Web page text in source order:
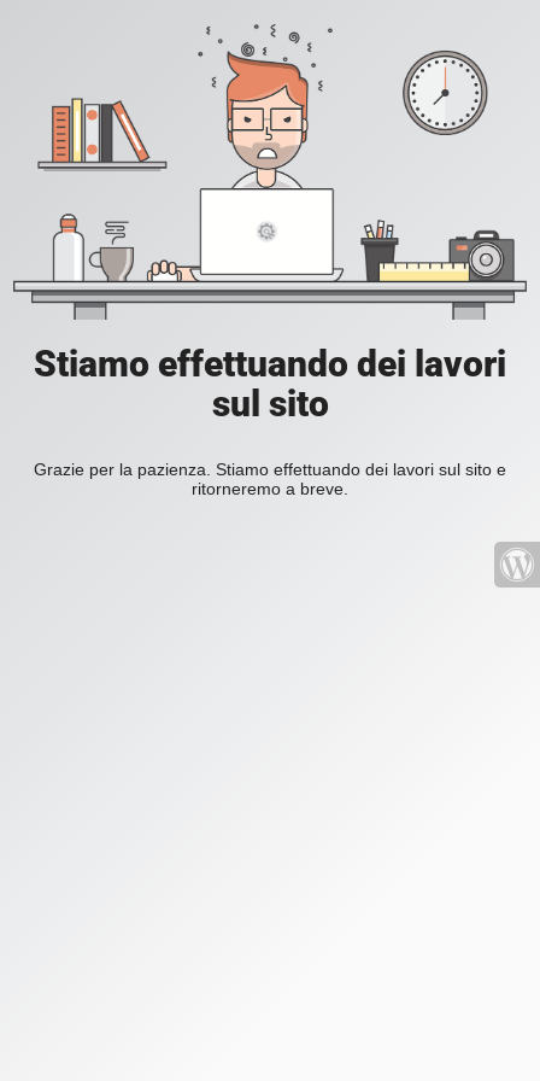
Stiamo effettuando dei lavori
sul sito
Grazie per la pazienza. Stiamo effettuando dei lavori sul sito e
ritorneremo a breve.